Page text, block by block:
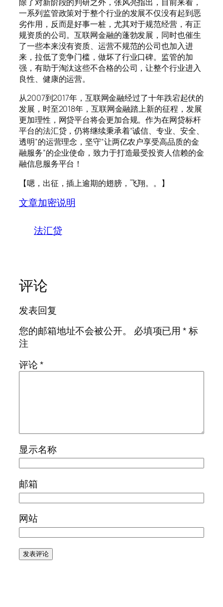
一系列监管政策对于整个行业的发展不仅没有起到恶
劣作用，反而是好事一桩，尤其对于规范经营，有正
规资质的公司。互联网金融的蓬勃发展，同时也催生
了一些本来没有资质、运营不规范的公司也加入进
来，拉低了竞争门槛，做坏了行业口碑。监管的加
强，有助于淘汰这些不合格的公司，让整个行业进入
良性、健康的运营。
从2007到2017年，互联网金融经过了十年跌宕起伏的
发展，时至2018年，互联网金融踏上新的征程，发展
更加理性，网贷平台将会更加合规。作为在网贷标杆
平台的法汇贷，仍将继续秉承着“诚信、专业、安全、
透明”的运营理念，坚守“让两亿农户享受高品质的金
融服务”的企业使命，致力于打造最受投资人信赖的金
融信息服务平台！
【嗯，出征，插上逾期的翅膀，飞翔。。】
文章加密说明
法汇贷
评论
发表回复
您的邮箱地址不会被公开。
必填项已用*标
注
评论*
显示名称
邮箱
网站